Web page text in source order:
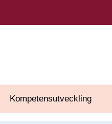
Kompetensutveckling